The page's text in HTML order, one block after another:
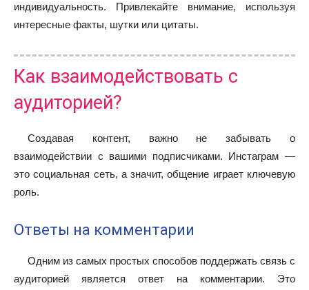
индивидуальность. Привлекайте внимание, используя
интересные факты, шутки или цитаты.
Как взаимодействовать с
аудиторией?
Создавая контент, важно не забывать о
взаимодействии с вашими подписчиками. Инстаграм —
это социальная сеть, а значит, общение играет ключевую
роль.
Ответы на комментарии
Одним из самых простых способов поддержать связь с
аудиторией является ответ на комментарии. Это